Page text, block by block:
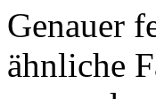
Genauer
ähnliche